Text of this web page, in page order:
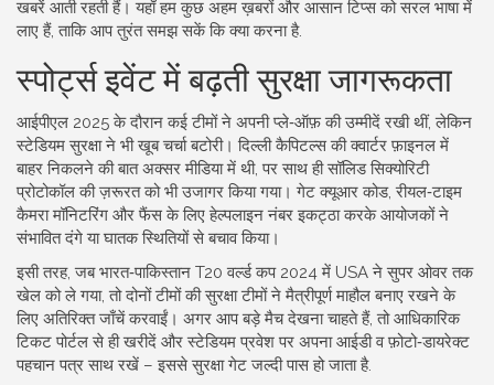
खबरें आती रहती हैं। यहाँ हम कुछ अहम ख़बरों और आसान टिप्स को सरल भाषा में
लाए हैं, ताकि आप तुरंत समझ सकें कि क्या करना है.
स्पोर्ट्स इवेंट में बढ़ती सुरक्षा जागरूकता
आईपीएल 2025 के दौरान कई टीमों ने अपनी प्ले‑ऑफ़ की उम्मीदें रखी थीं, लेकिन
स्टेडियम सुरक्षा ने भी खूब चर्चा बटोरी। दिल्ली कैपिटल्स की क्वार्टर फ़ाइनल में
बाहर निकलने की बात अक्सर मीडिया में थी, पर साथ ही सॉलिड सिक्योरिटी
प्रोटोकॉल की ज़रूरत को भी उजागर किया गया। गेट क्यूआर कोड, रीयल‑टाइम
कैमरा मॉनिटरिंग और फैंस के लिए हेल्पलाइन नंबर इकट्ठा करके आयोजकों ने
संभावित दंगे या घातक स्थितियों से बचाव किया।
इसी तरह, जब भारत‑पाकिस्तान T20 वर्ल्ड कप 2024 में USA ने सुपर ओवर तक
खेल को ले गया, तो दोनों टीमों की सुरक्षा टीमों ने मैत्रीपूर्ण माहौल बनाए रखने के
लिए अतिरिक्त जाँचें करवाईं। अगर आप बड़े मैच देखना चाहते हैं, तो आधिकारिक
टिकट पोर्टल से ही खरीदें और स्टेडियम प्रवेश पर अपना आईडी व फ़ोटो‑डायरेक्ट
पहचान पत्र साथ रखें – इससे सुरक्षा गेट जल्दी पास हो जाता है.